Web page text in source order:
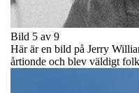
Bild 5 av 9
Här är en bild på Jerry
årtionde och blev väldigt